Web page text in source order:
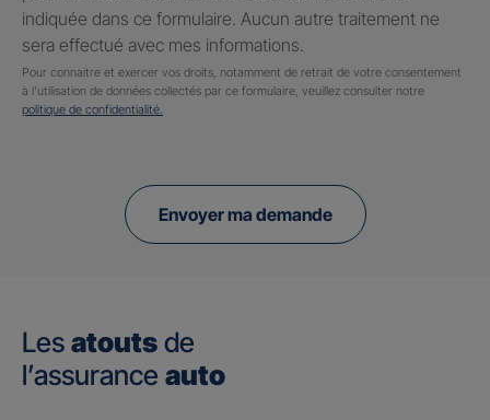
indiquée dans ce formulaire. Aucun autre traitement ne
sera effectué avec mes informations.
Pour connaitre et exercer vos droits, notamment de retrait de votre consentement
à l'utilisation de données collectés par ce formulaire, veuillez consulter notre
politique de confidentialité.
Envoyer ma demande
Les atouts de
l’assurance auto